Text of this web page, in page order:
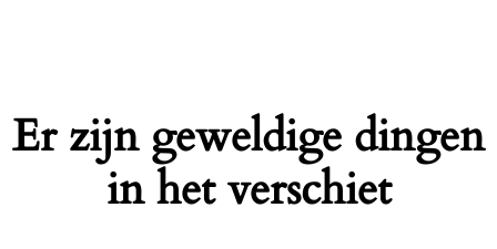
Er zijn geweldige dingen
in het verschiet